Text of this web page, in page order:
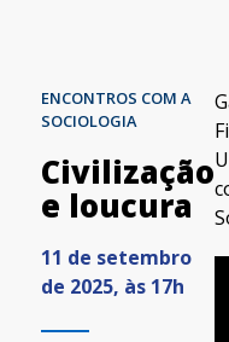
ENCONTROS COM A
SOCIOLOGIA
Civilização
e loucura
11 de setembro
de 2025, às 17h